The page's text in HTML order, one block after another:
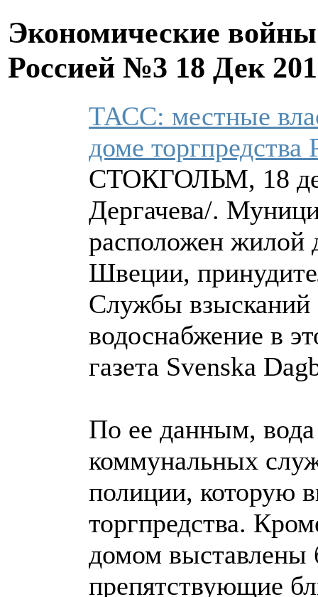
Экономические
Россией №3 18 Дек
ТАСС: местные
доме
СТОКГОЛЬМ, 18
Дергачева/.
расположен жилой
Швеции,
Службы взысканий
водоснабжение в
газета Svenska
По ее данным,
коммунальных
полиции, которую
торгпредства.
домом выставлены
препятствующие